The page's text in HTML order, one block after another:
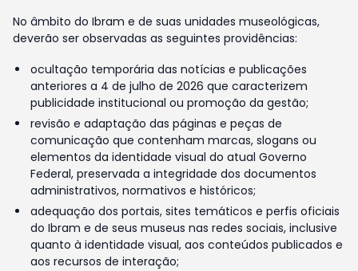
No âmbito do Ibram e de suas unidades museológicas,
deverão ser observadas as seguintes providências:
ocultação temporária das notícias e publicações
anteriores a 4 de julho de 2026 que caracterizem
publicidade institucional ou promoção da gestão;
revisão e adaptação das páginas e peças de
comunicação que contenham marcas, slogans ou
elementos da identidade visual do atual Governo
Federal, preservada a integridade dos documentos
administrativos, normativos e históricos;
adequação dos portais, sites temáticos e perfis oficiais
do Ibram e de seus museus nas redes sociais, inclusive
quanto à identidade visual, aos conteúdos publicados e
aos recursos de interação;